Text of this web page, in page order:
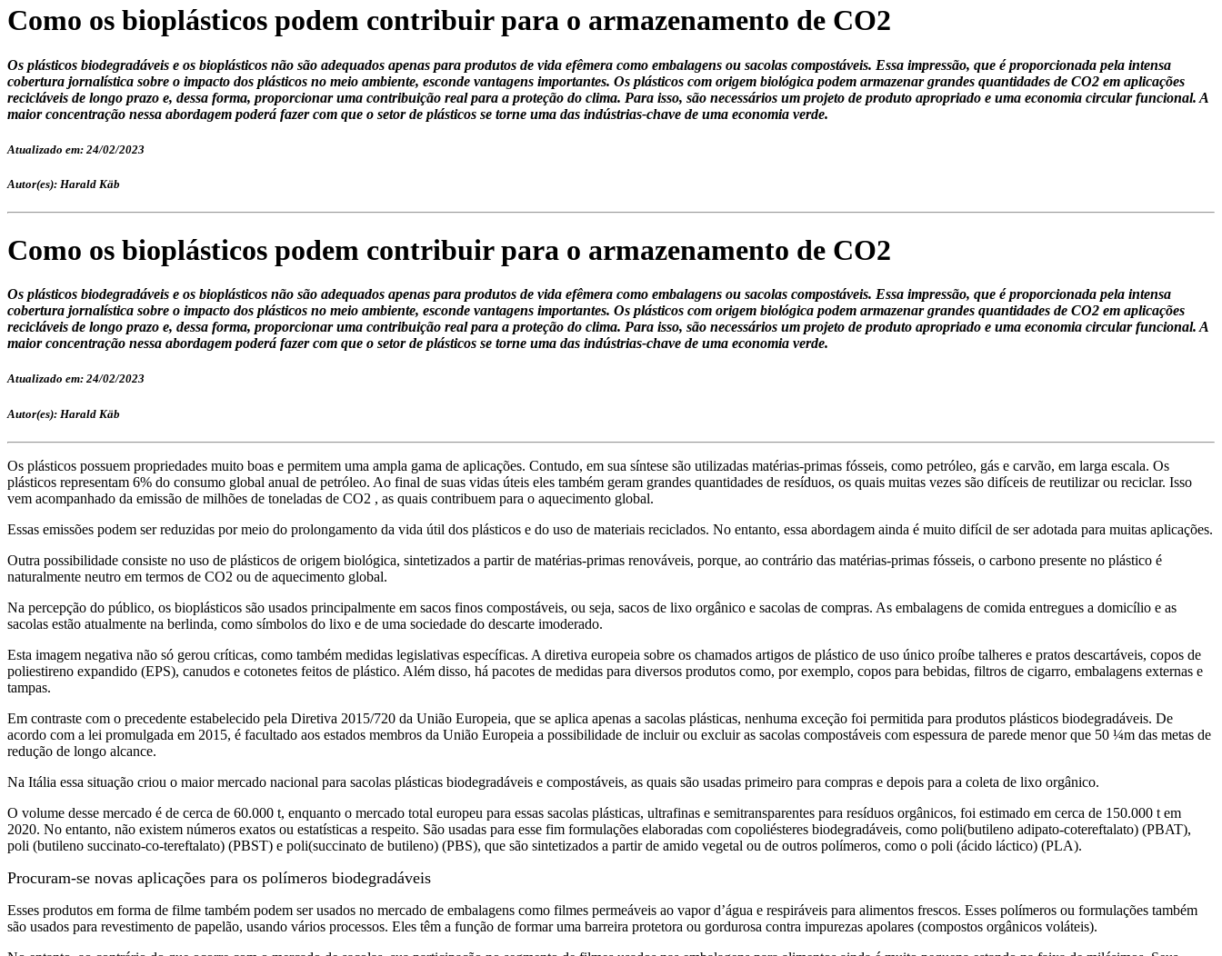
Como os bioplásticos podem contribuir para o armazenamento de CO2
Os plásticos biodegradáveis e os bioplásticos não são adequados apenas para produtos de vida efêmera como embalagens ou sacolas compostáveis. Essa impressão, que é proporcionada pela intensa
cobertura jornalística sobre o impacto dos plásticos no meio ambiente, esconde vantagens importantes. Os plásticos com origem biológica podem armazenar grandes quantidades de CO2 em aplicações
recicláveis de longo prazo e, dessa forma, proporcionar uma contribuição real para a proteção do clima. Para isso, são necessários um projeto de produto apropriado e uma economia circular funcional. A
maior concentração nessa abordagem poderá fazer com que o setor de plásticos se torne uma das indústrias-chave de uma economia verde.
Atualizado em: 24/02/2023
Autor(es): Harald Käb
Como os bioplásticos podem contribuir para o armazenamento de CO2
Os plásticos biodegradáveis e os bioplásticos não são adequados apenas para produtos de vida efêmera como embalagens ou sacolas compostáveis. Essa impressão, que é proporcionada pela intensa
cobertura jornalística sobre o impacto dos plásticos no meio ambiente, esconde vantagens importantes. Os plásticos com origem biológica podem armazenar grandes quantidades de CO2 em aplicações
recicláveis de longo prazo e, dessa forma, proporcionar uma contribuição real para a proteção do clima. Para isso, são necessários um projeto de produto apropriado e uma economia circular funcional. A
maior concentração nessa abordagem poderá fazer com que o setor de plásticos se torne uma das indústrias-chave de uma economia verde.
Atualizado em: 24/02/2023
Autor(es): Harald Käb
Os plásticos possuem propriedades muito boas e permitem uma ampla gama de aplicações. Contudo, em sua síntese são utilizadas matérias-primas fósseis, como petróleo, gás e carvão, em larga escala. Os
plásticos representam 6% do consumo global anual de petróleo. Ao final de suas vidas úteis eles também geram grandes quantidades de resíduos, os quais muitas vezes são difíceis de reutilizar ou reciclar. Isso
vem acompanhado da emissão de milhões de toneladas de CO2 , as quais contribuem para o aquecimento global.
Essas emissões podem ser reduzidas por meio do prolongamento da vida útil dos plásticos e do uso de materiais reciclados. No entanto, essa abordagem ainda é muito difícil de ser adotada para muitas aplicações.
Outra possibilidade consiste no uso de plásticos de origem biológica, sintetizados a partir de matérias-primas renováveis, porque, ao contrário das matérias-primas fósseis, o carbono presente no plástico é
naturalmente neutro em termos de CO2 ou de aquecimento global.
Na percepção do público, os bioplásticos são usados principalmente em sacos finos compostáveis, ou seja, sacos de lixo orgânico e sacolas de compras. As embalagens de comida entregues a domicílio e as
sacolas estão atualmente na berlinda, como símbolos do lixo e de uma sociedade do descarte imoderado.
Esta imagem negativa não só gerou críticas, como também medidas legislativas específicas. A diretiva europeia sobre os chamados artigos de plástico de uso único proíbe talheres e pratos descartáveis, copos de
poliestireno expandido (EPS), canudos e cotonetes feitos de plástico. Além disso, há pacotes de medidas para diversos produtos como, por exemplo, copos para bebidas, filtros de cigarro, embalagens externas e
tampas.
Em contraste com o precedente estabelecido pela Diretiva 2015/720 da União Europeia, que se aplica apenas a sacolas plásticas, nenhuma exceção foi permitida para produtos plásticos biodegradáveis. De
acordo com a lei promulgada em 2015, é facultado aos estados membros da União Europeia a possibilidade de incluir ou excluir as sacolas compostáveis com espessura de parede menor que 50 ¼m das metas de
redução de longo alcance.
Na Itália essa situação criou o maior mercado nacional para sacolas plásticas biodegradáveis e compostáveis, as quais são usadas primeiro para compras e depois para a coleta de lixo orgânico.
O volume desse mercado é de cerca de 60.000 t, enquanto o mercado total europeu para essas sacolas plásticas, ultrafinas e semitransparentes para resíduos orgânicos, foi estimado em cerca de 150.000 t em
2020. No entanto, não existem números exatos ou estatísticas a respeito. São usadas para esse fim formulações elaboradas com copoliésteres biodegradáveis, como poli(butileno adipato-cotereftalato) (PBAT),
poli (butileno succinato-co-tereftalato) (PBST) e poli(succinato de butileno) (PBS), que são sintetizados a partir de amido vegetal ou de outros polímeros, como o poli (ácido láctico) (PLA).
Procuram-se novas aplicações para os polímeros biodegradáveis
Esses produtos em forma de filme também podem ser usados no mercado de embalagens como filmes permeáveis ao vapor d’água e respiráveis para alimentos frescos. Esses polímeros ou formulações também
são usados para revestimento de papelão, usando vários processos. Eles têm a função de formar uma barreira protetora ou gordurosa contra impurezas apolares (compostos orgânicos voláteis).